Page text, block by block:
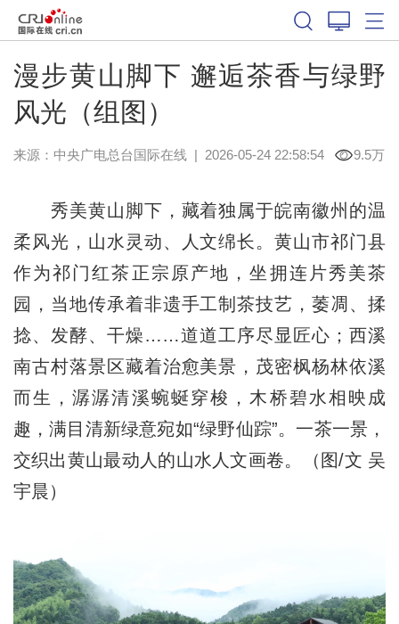
漫步黄山脚下 邂逅茶香与绿野
风光（组图）
来源：中央广电总台国际在线| 2026-05-24 22:58:54 9.5万
秀美黄山脚下，藏着独属于皖南徽州的温
柔风光，山水灵动、人文绵长。黄山市祁门县
作为祁门红茶正宗原产地，坐拥连片秀美茶
园，当地传承着非遗手工制茶技艺，萎凋、揉
捻、发酵、干燥……道道工序尽显匠心；西溪
南古村落景区藏着治愈美景，茂密枫杨林依溪
而生，潺潺清溪蜿蜒穿梭，木桥碧水相映成
趣，满目清新绿意宛如“绿野仙踪”。一茶一景，
交织出黄山最动人的山水人文画卷。（图/文 吴
宇晨）